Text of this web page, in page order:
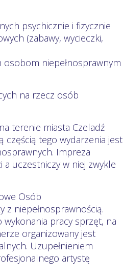
psychicznie i fizycznie
(zabawy, wycieczki,
niepełnosprawnym
na rzecz osób
terenie miasta Czeladź
częścią tego wydarzenia jest
Impreza
a uczestniczy w niej zwykle
Osób
z niepełnosprawnością.
pracy sprzęt, na
organizowany jest
Uzupełnieniem
artystę